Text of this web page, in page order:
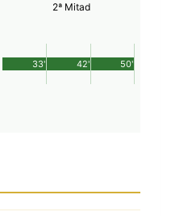
2ª Mitad
50'
33' 42'